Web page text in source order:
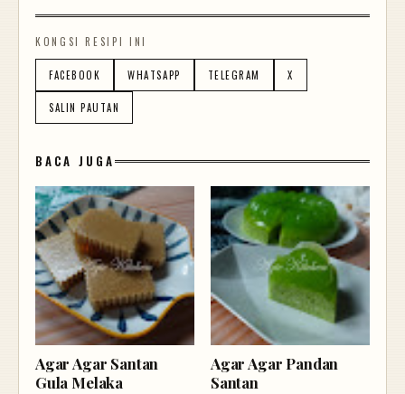
KONGSI RESIPI INI
FACEBOOK WHATSAPP TELEGRAM X
SALIN PAUTAN
BACA JUGA
Agar Agar Santan
Gula Melaka
Agar Agar Pandan
Santan